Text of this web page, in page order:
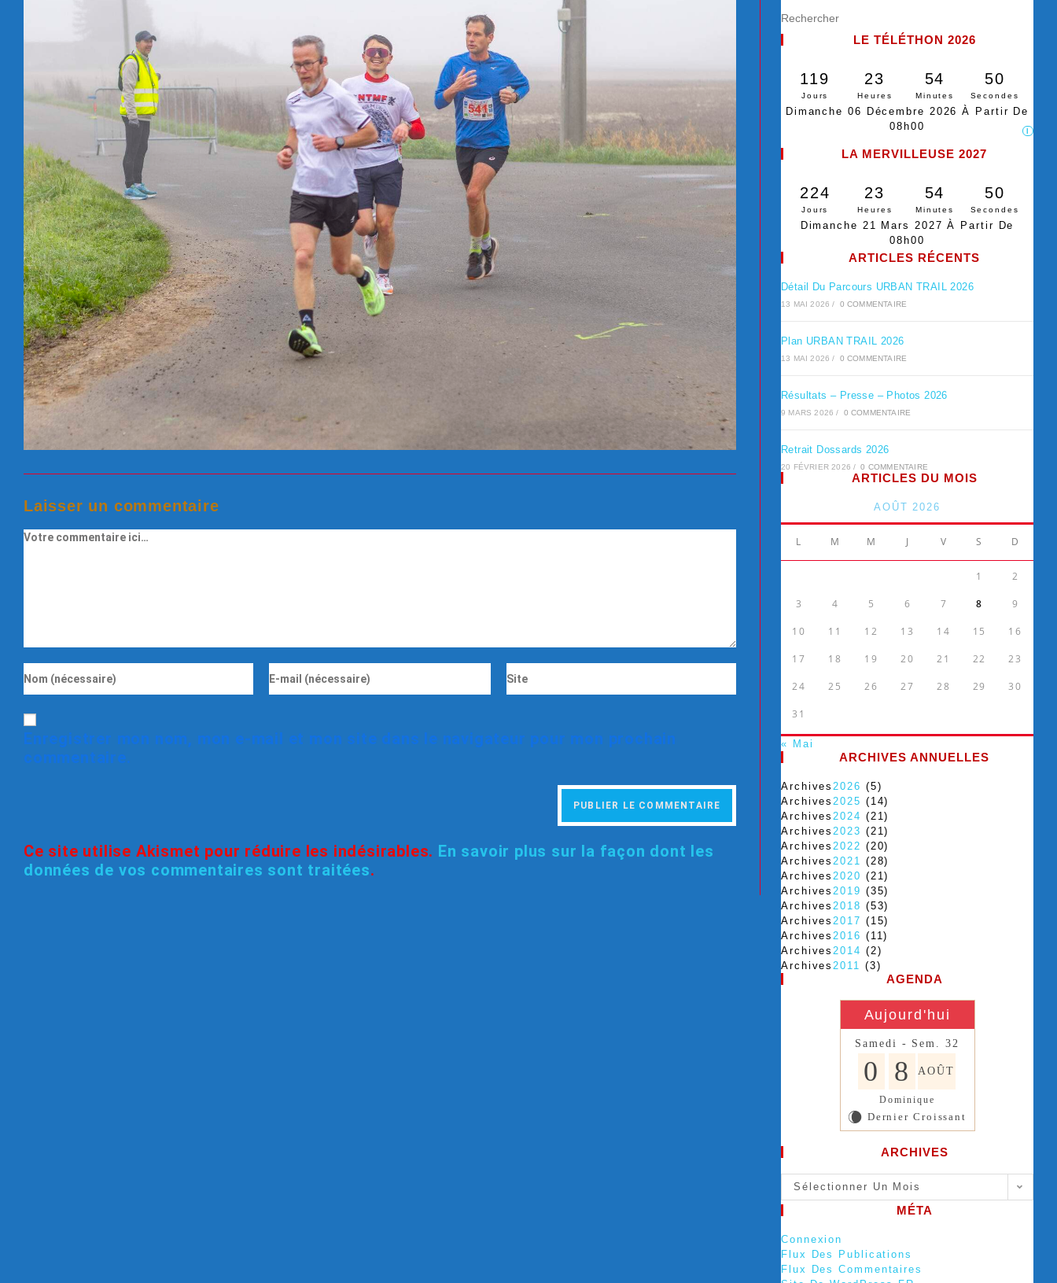
Laisser un commentaire
Enregistrer mon nom, mon e-mail et mon site dans le navigateur pour mon prochain
commentaire.
Ce site utilise Akismet pour réduire les indésirables. En savoir plus sur la façon dont les
données de vos commentaires sont traitées.
LE TÉLÉTHON 2026
119
Jours
23
Heures
54
Minutes
49
Secondes
Dimanche 06 Décembre 2026 À Partir De
08h00
LA MERVILLEUSE 2027
224
Jours
23
Heures
54
Minutes
49
Secondes
Dimanche 21 Mars 2027 À Partir De
08h00
ARTICLES RÉCENTS
Détail Du Parcours URBAN TRAIL 2026
13 MAI 2026 / 0 COMMENTAIRE
Plan URBAN TRAIL 2026
13 MAI 2026 / 0 COMMENTAIRE
Résultats – Presse – Photos 2026
9 MARS 2026 / 0 COMMENTAIRE
Retrait Dossards 2026
20 FÉVRIER 2026 / 0 COMMENTAIRE
ARTICLES DU MOIS
AOÛT 2026
L M M J V S D
1 2
3 4 5 6 7 8 9
10 11 12 13 14 15 16
17 18 19 20 21 22 23
24 25 26 27 28 29 30
31
« Mai
ARCHIVES ANNUELLES
Archives2026 (5)
Archives2025 (14)
Archives2024 (21)
Archives2023 (21)
Archives2022 (20)
Archives2021 (28)
Archives2020 (21)
Archives2019 (35)
Archives2018 (53)
Archives2017 (15)
Archives2016 (11)
Archives2014 (2)
Archives2011 (3)
AGENDA
Aujourd'hui
Samedi - Sem. 32
0 8 AOÛT
Dominique
W Dernier Croissant
ARCHIVES
Sélectionner Un Mois
MÉTA
Connexion
Flux Des Publications
Flux Des Commentaires